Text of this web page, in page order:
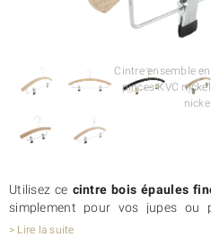
Utilisez ce cintre bois épaules
simplement pour vos jupes ou
seulement 8 mm, ce
> Lire la suite
Cintre ensemble
pinces KVC